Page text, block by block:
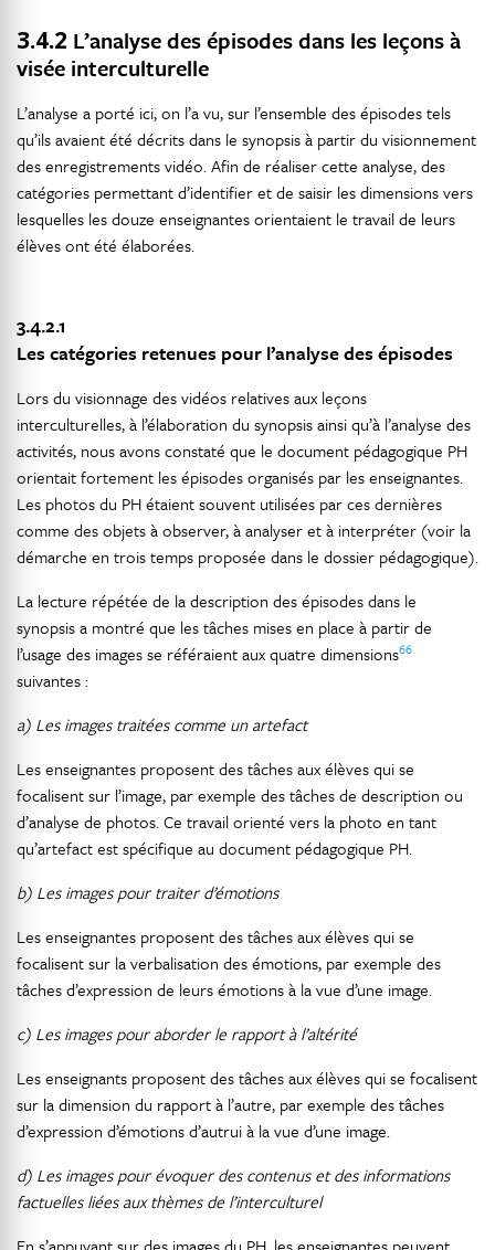
3.4.2 L’analyse des épisodes dans les leçons à
visée interculturelle
L’analyse a porté ici, on l’a vu, sur l’ensemble des épisodes tels
qu’ils avaient été décrits dans le synopsis à partir du visionnement
des enregistrements vidéo. Afin de réaliser cette analyse, des
catégories permettant d’identifier et de saisir les dimensions vers
lesquelles les douze enseignantes orientaient le travail de leurs
élèves ont été élaborées.
3.4.2.1
Les catégories retenues pour l’analyse des épisodes
Lors du visionnage des vidéos relatives aux leçons
interculturelles, à l’élaboration du synopsis ainsi qu’à l’analyse des
activités, nous avons constaté que le document pédagogique PH
orientait fortement les épisodes organisés par les enseignantes.
Les photos du PH étaient souvent utilisées par ces dernières
comme des objets à observer, à analyser et à interpréter (voir la
démarche en trois temps proposée dans le dossier pédagogique).
La lecture répétée de la description des épisodes dans le
synopsis a montré que les tâches mises en place à partir de
l’usage des images se référaient aux quatre dimensions66
suivantes :
a) Les images traitées comme un artefact
Les enseignantes proposent des tâches aux élèves qui se
focalisent sur l’image, par exemple des tâches de description ou
d’analyse de photos. Ce travail orienté vers la photo en tant
qu’artefact est spécifique au document pédagogique PH.
b) Les images pour traiter d’émotions
Les enseignantes proposent des tâches aux élèves qui se
focalisent sur la verbalisation des émotions, par exemple des
tâches d’expression de leurs émotions à la vue d’une image.
c) Les images pour aborder le rapport à l’altérité
Les enseignants proposent des tâches aux élèves qui se focalisent
sur la dimension du rapport à l’autre, par exemple des tâches
d’expression d’émotions d’autrui à la vue d’une image.
d) Les images pour évoquer des contenus et des informations
factuelles liées aux thèmes de l’interculturel